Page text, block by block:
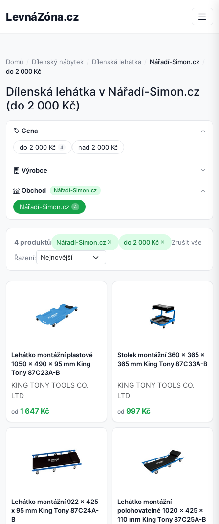
LevnáZóna.cz
Domů Dílenský nábytek Dílenská lehátka
Nářadí-Simon.cz
do 2 000 Kč
Dílenská lehátka v Nářadí-Simon.cz
(do 2 000 Kč)
Cena
do 2 000 Kč 4 nad 2 000 Kč
Výrobce
Obchod Nářadí-Simon.cz
Nářadí-Simon.cz 4
4 produktů Nářadí-Simon.cz do 2 000 Kč
Zrušit vše
Řazení:
Lehátko montážní plastové
1050 x 490 x 95 mm King
Tony 87C23A-B
KING TONY TOOLS CO.
LTD
od 1 647 Kč
Stolek montážní 360 x 365 x
365 mm King Tony 87C33A-B
KING TONY TOOLS CO.
LTD
od 997 Kč
Lehátko montážní 922 x 425
x 95 mm King Tony 87C24A-
B
Lehátko montážní
polohovatelné 1020 x 425 x
110 mm King Tony 87C25A-B